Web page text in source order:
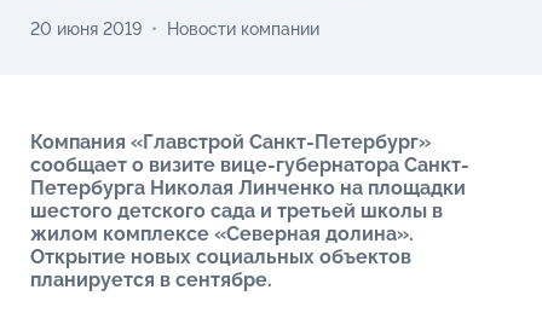
20 июня 2019 Новости компании
Компания «Главстрой Санкт-Петербург»
сообщает о визите вице-губернатора Санкт-
Петербурга Николая Линченко на площадки
шестого детского сада и третьей школы в
жилом комплексе «Северная долина».
Открытие новых социальных объектов
планируется в сентябре.